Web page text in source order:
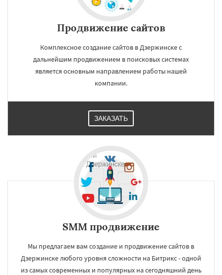
Продвижение сайтов
Комплексное создание сайтов в Дзержинске с
дальнейшим продвижением в поисковых системах
является основным направлением работы нашей
компании.
ЗАКАЗАТЬ
SMM продвижение
Мы предлагаем вам создание и продвижение сайтов в
Дзержинске любого уровня сложности на Битрикс - одной
из самых современных и популярных на сегодняшний день